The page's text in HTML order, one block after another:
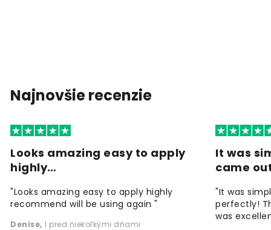
Najnovšie recenzie
Looks amazing easy to apply
highly…
"Looks amazing easy to apply highly
recommend will be using again "
Denise, 1 pred niekoľkými dňami
It was
came
"It was
perfectly!
was